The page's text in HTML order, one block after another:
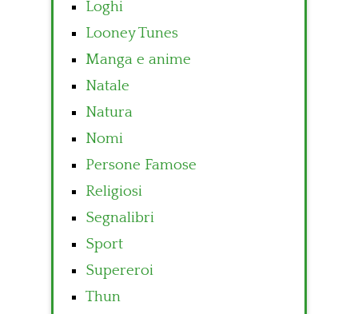
Loghi
Looney Tunes
Manga e anime
Natale
Natura
Nomi
Persone Famose
Religiosi
Segnalibri
Sport
Supereroi
Thun